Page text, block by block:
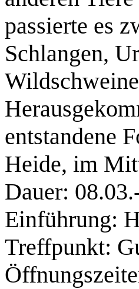
passierte es
Schlangen,
entstandene
Heide, im
Dauer:
Einführung:
Treffpunkt: